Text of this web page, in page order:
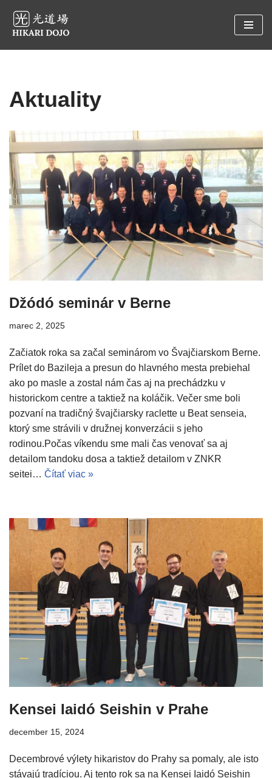
Preskočiť
na
Aktuality
Džódó seminár v Berne
marec 2, 2025
Začiatok roka sa začal seminárom vo Švajčiarskom Berne.
Prílet do Bazileja a presun do hlavného mesta prebiehal
ako po masle a zostal nám čas aj na prechádzku v
historickom centre a taktiež na koláčik. Večer sme boli
pozvaní na tradičný švajčiarsky raclette u Beat senseia,
ktorý sme strávili v družnej konverzácii s jeho
rodinou.Počas víkendu sme mali čas venovať sa aj
detailom tandoku dosa a taktiež detailom v ZNKR
seitei… Čítať viac »
Kensei Iaidó Seishin v Prahe
december 15, 2024
Decembrové výlety hikaristov do Prahy sa pomaly, ale isto
stávajú tradíciou. Aj tento rok sa na Kensei Iaidó Seishin